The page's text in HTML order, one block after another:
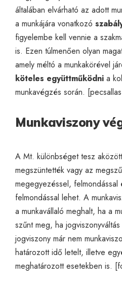
általában elvárható az adott
a munkájára vonatkozó
figyelembe kell vennie a
is. Ezen túlmenően olyan
amely méltó a munkakörével
köteles együttműködni a
munkavégzés során. [
Munkaviszony
A Mt. különbséget tesz
megszüntették vagy az
megegyezéssel, felmondással
felmondással lehet. A
a munkavállaló meghalt, ha a
szűnt meg, ha
jogviszony már nem
határozott idő letelt, illetve
meghatározott esetekben is. [